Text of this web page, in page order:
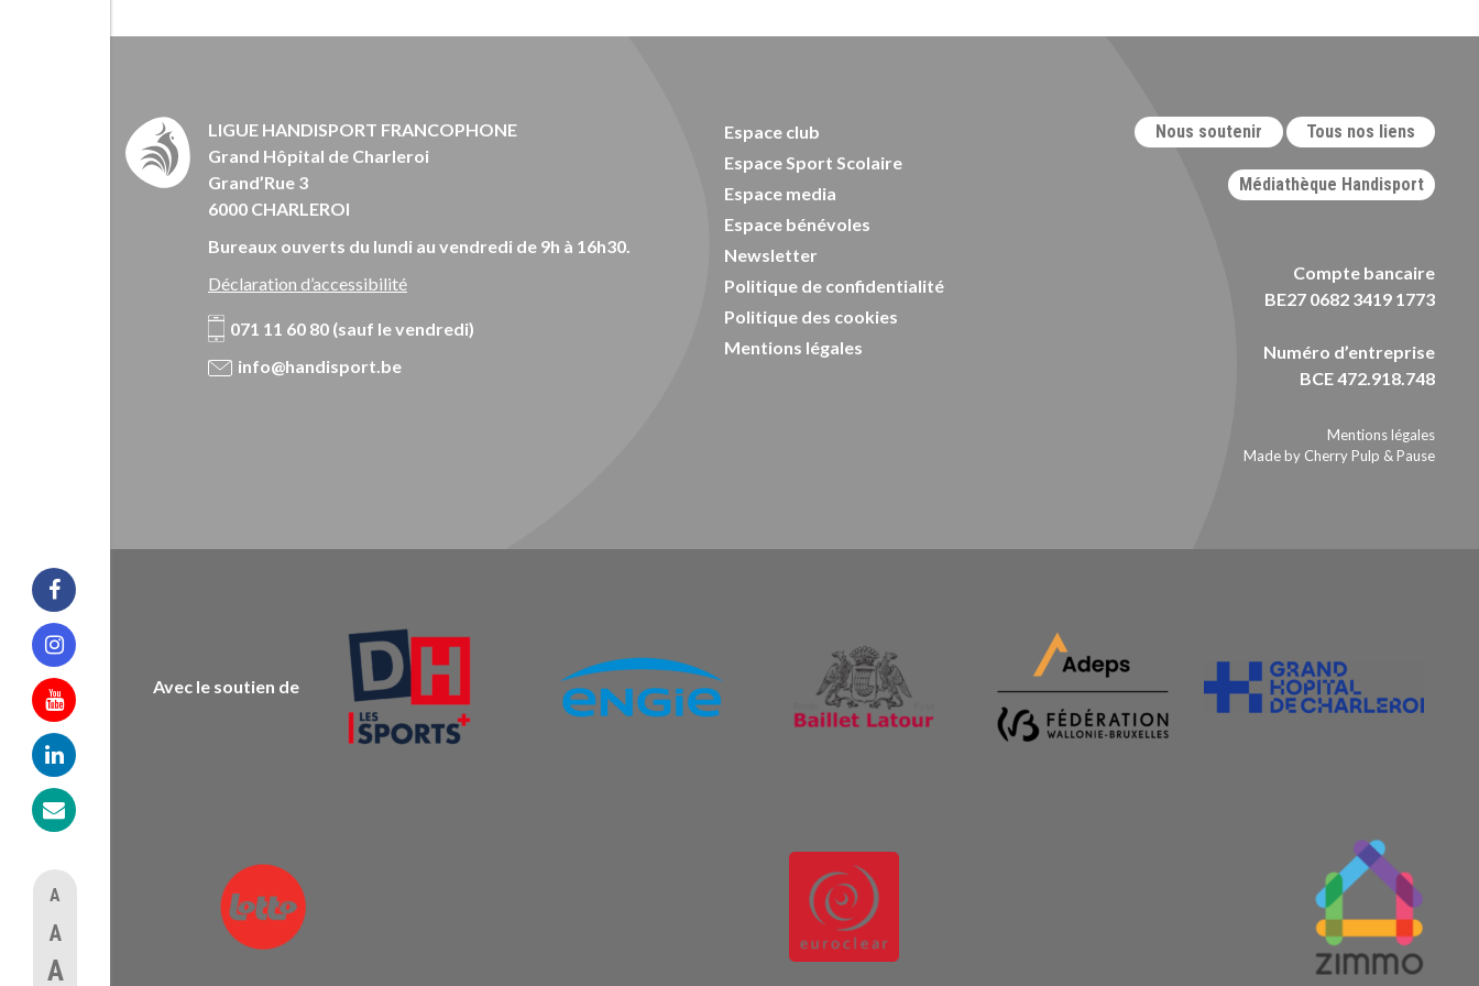
Facebook
Instagram
Youtube
Linkedin
A
A
A
LIGUE HANDISPORT FRANCOPHONE
Grand Hôpital de Charleroi
Grand’Rue 3
6000 CHARLEROI
Bureaux ouverts du lundi au vendredi de 9h à 16h30.
Déclaration d’accessibilité
071 11 60 80 (sauf le vendredi)
info@handisport.be
Espace club
Espace Sport Scolaire
Espace media
Espace bénévoles
Newsletter
Politique de confidentialité
Politique des cookies
Mentions légales
Nous soutenir Tous nos liens
Médiathèque Handisport
Compte bancaire
BE27 0682 3419 1773
Numéro d’entreprise
BCE 472.918.748
Mentions légales
Made by Cherry Pulp & Pause
Avec le soutien de